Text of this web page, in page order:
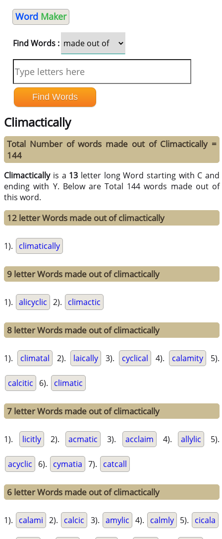
Word Maker
Find Words :
Climactically
Total Number of words made out of Climactically =
144
Climacticallyis a 13 letter long Word starting with C and
ending with Y. Below are Total 144 words made out of
this word.
12 letter Words made out of climactically
1). climatically
9 letter Words made out of climactically
1). alicyclic 2). climactic
8 letter Words made out of climactically
1). climatal 2). laically 3). cyclical 4). calamity 5).
calcitic 6). climatic
7 letter Words made out of climactically
1). licitly 2). acmatic 3). acclaim 4). allylic 5).
acyclic 6). cymatia 7). catcall
6 letter Words made out of climactically
1). calami 2). calcic 3). amylic 4). calmly 5). cicala